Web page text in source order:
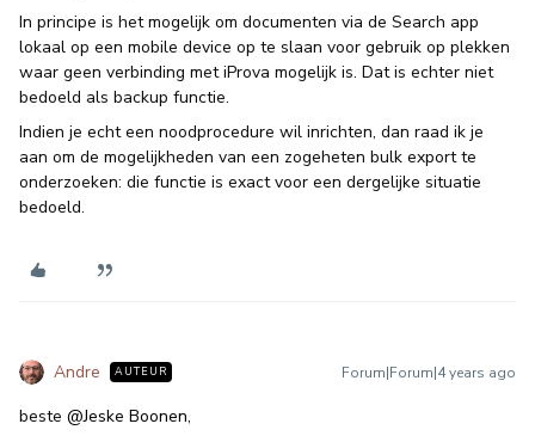
In principe is het mogelijk om documenten via de Search app
lokaal op een mobile device op te slaan voor gebruik op plekken
waar geen verbinding met iProva mogelijk is. Dat is echter niet
bedoeld als backup functie.
Indien je echt een noodprocedure wil inrichten, dan raad ik je
aan om de mogelijkheden van een zogeheten bulk export te
onderzoeken: die functie is exact voor een dergelijke situatie
bedoeld.
Andre AUTEUR Forum|Forum|4 years ago
beste @Jeske Boonen,